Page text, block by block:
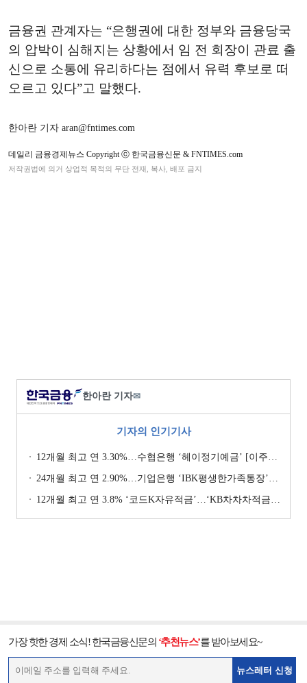
금융권 관계자는 “은행권에 대한 정부와 금융당국
의 압박이 심해지는 상황에서 임 전 회장이 관료 출
신으로 소통에 유리하다는 점에서 유력 후보로 떠
오르고 있다”고 말했다.
한아란 기자 aran@fntimes.com
데일리 금융경제뉴스 Copyright ⓒ 한국금융신문 & FNTIMES.com
저작권법에 의거 상업적 목적의 무단 전재, 복사, 배포 금지
한아란 기자✉
기자의 인기기사
12개월 최고 연 3.30%…수협은행 ‘헤이정기예금’ [이주의 은행 예금금리-1월 2주]
24개월 최고 연 2.90%…기업은행 ‘IBK평생한가족통장’ [이주의 은행 예금금리-1월 2주]
12개월 최고 연 3.8% ‘코드K자유적금’…‘KB차차차적금’ 8% 이자 [이주의 은행 적금금리-1월 2주]
가장 핫한 경제 소식! 한국금융신문의 ‘추천뉴스’를 받아보세요~
뉴스레터 신청